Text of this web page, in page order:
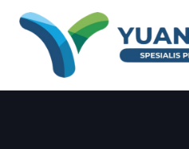
content